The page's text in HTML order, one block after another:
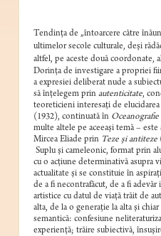
Tendinţa de „întoarcere către
ultimelor secole culturale, deşi
altfel, pe aceste două coordonate,
Dorinţa de investigare a propriei
a expresiei deliberat nude a
să înţelegem prin autenticitate,
teoreticieni interesaţi de
(1932), continuată în Oceanografie
multe altele pe aceeaşi temă –
Mircea Eliade prin Teze şi antiteze
Suplu şi cameleonic, format prin
cu o acţiune determinativă asupra
actualitate şi se constituie în
de a fi necontrafăcut, de a fi
artistice cu datul de viaţă trăit de
alta, de la o generaţie la alta şi
semantică: confesiune
experienţă; trăire subiectivă,